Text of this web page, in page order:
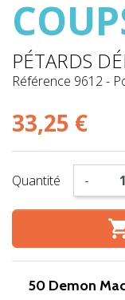
PÉTARDS
Référence 9612-
33,25 €
Quantité -
50 Demon